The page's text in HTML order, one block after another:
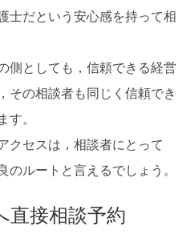
士だという安心感を持って相
側としても，信頼できる経営
その相談者も同じく信頼でき
す。
クセスは，相談者にとって
のルートと言えるでしょう。
直接相談予約